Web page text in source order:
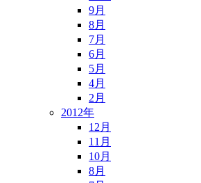
9月
8月
7月
6月
5月
4月
2月
2012年
12月
11月
10月
8月